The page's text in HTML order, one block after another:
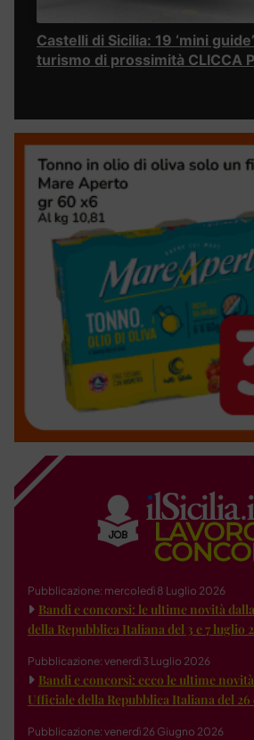
Castelli di Sicilia: 19 ‘mini
turismo di prossimità CLICCA
Pubblicazione: mercoledì 8 Luglio 2026
Bandi e concorsi: le ultime novità
della Repubblica Italiana del 3 e 7 luglio
Pubblicazione: venerdì 3 Luglio 2026
Bandi e concorsi: ecco le ultime
Ufficiale della Repubblica Italiana del 26
Pubblicazione: venerdì 26 Giugno 2026